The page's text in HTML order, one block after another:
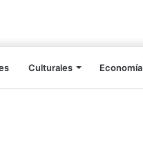
Culturales Economía